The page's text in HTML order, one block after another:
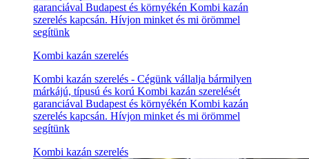
garanciával Budapest és környékén Kombi kazán
szerelés kapcsán. Hívjon minket és mi örömmel
segítünk
Kombi kazán szerelés
Kombi kazán szerelés - Cégünk vállalja bármilyen
márkájú, típusú és korú Kombi kazán szerelését
garanciával Budapest és környékén Kombi kazán
szerelés kapcsán. Hívjon minket és mi örömmel
segítünk
Kombi kazán szerelés